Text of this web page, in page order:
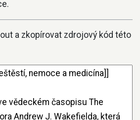
a zkopírovat zdrojový kód této